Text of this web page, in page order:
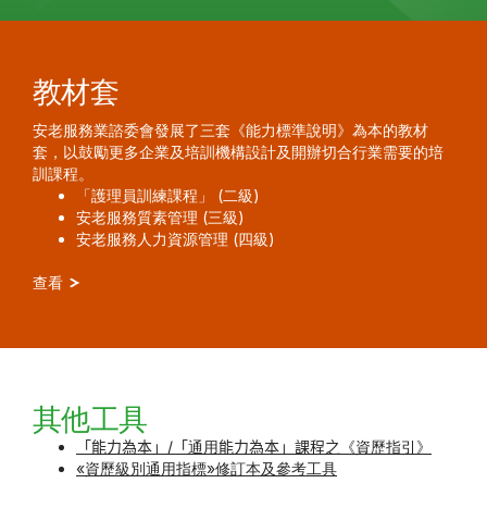
教材套
安老服務業諮委會發展了三套《能力標準說明》為本的教材
套，以鼓勵更多企業及培訓機構設計及開辦切合行業需要的培
訓課程。
「護理員訓練課程」 (二級)
安老服務質素管理 (三級)
安老服務人力資源管理 (四級)
查看
其他工具
「能力為本」 / 「通用能力為本」課程之 《資歷指引》
«資歷級別通用指標»修訂本及參考工具